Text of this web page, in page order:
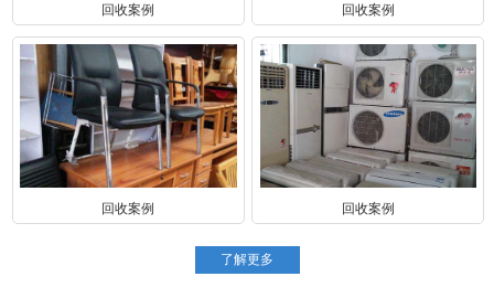
回收案例 回收案例
回收案例 回收案例
了解更多